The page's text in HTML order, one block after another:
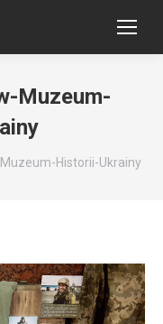
Muzeum-
Historii-Ukrainy